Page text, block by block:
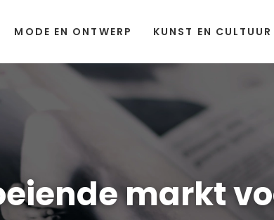
MODE EN ONTWERP KUNST EN CULTUUR
markt